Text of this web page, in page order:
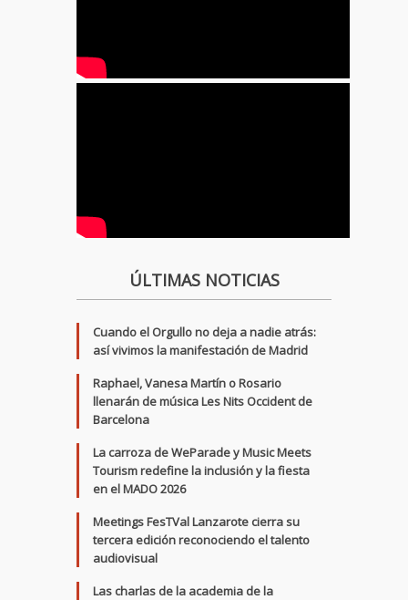
ÚLTIMAS NOTICIAS
Cuando el Orgullo no deja a nadie atrás:
así vivimos la manifestación de Madrid
Raphael, Vanesa Martín o Rosario
llenarán de música Les Nits Occident de
Barcelona
La carroza de WeParade y Music Meets
Tourism redefine la inclusión y la fiesta
en el MADO 2026
Meetings FesTVal Lanzarote cierra su
tercera edición reconociendo el talento
audiovisual
Las charlas de la academia de la